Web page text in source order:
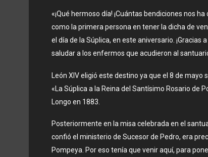
«¡Qué hermoso día! ¡Cuántas bendiciones nos
como la primera persona en tener la dicha de
el día de la Súplica, en este aniversario.
saludar a los enfermos que acudieron al
León XIV eligió este destino ya que el 8 de
«La Súplica a la Reina del Santísimo Rosario de
Longo en 1883.
Posteriormente en la misa celebrada en el
confió el ministerio de Sucesor de Pedro, era
Pompeya. Por eso tenía que venir aquí, para